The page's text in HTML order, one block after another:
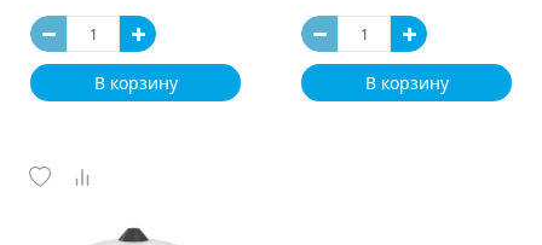
В корзину В корзину